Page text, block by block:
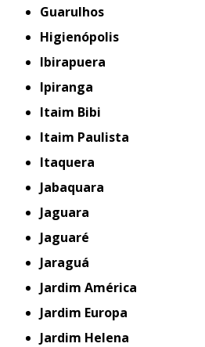
Guarulhos
Higienópolis
Ibirapuera
Ipiranga
Itaim Bibi
Itaim Paulista
Itaquera
Jabaquara
Jaguara
Jaguaré
Jaraguá
Jardim América
Jardim Europa
Jardim Helena